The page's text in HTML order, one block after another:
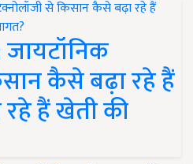
कैसे बढ़ा रहे हैं
हैं खेती की